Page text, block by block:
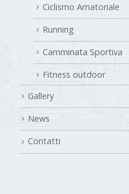
Ciclismo Amatoriale
Running
Camminata Sportiva
Fitness outdoor
Gallery
News
Contatti